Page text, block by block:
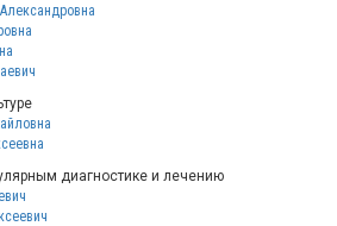
диагностике и лечению